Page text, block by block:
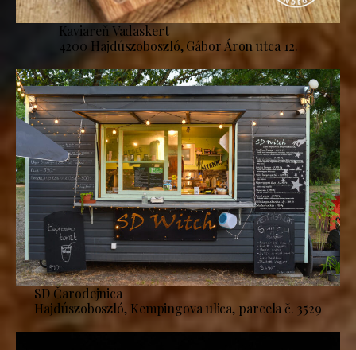
Kaviareň Vadaskert
4200 Hajdúszoboszló, Gábor Áron utca 12.
SD Čarodejnica
Hajdúszoboszló, Kempingova ulica, parcela č. 3529